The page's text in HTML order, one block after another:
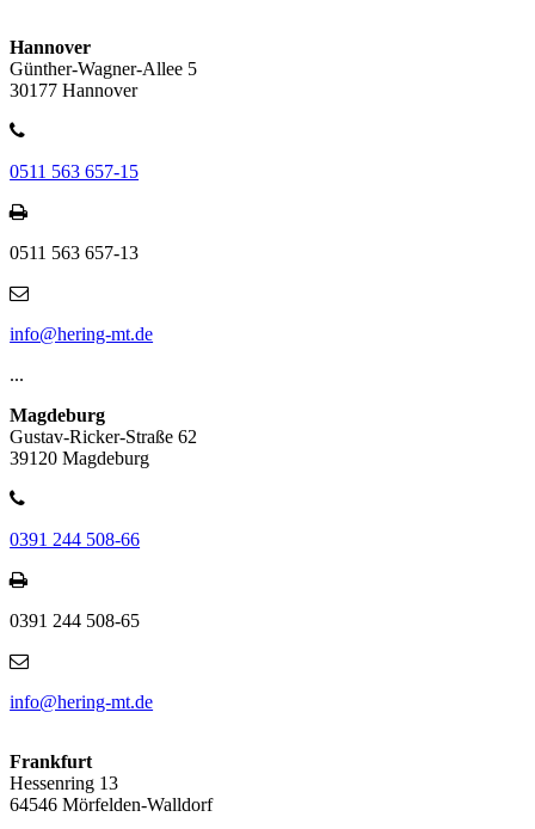
Hannover
Günther-Wagner-Allee 5
30177 Hannover
0511 563 657-15
0511 563 657-13
info@hering-mt.de
...
Magdeburg
Gustav-Ricker-Straße 62
39120 Magdeburg
0391 244 508-66
0391 244 508-65
info@hering-mt.de
Frankfurt
Hessenring 13
64546 Mörfelden-Walldorf